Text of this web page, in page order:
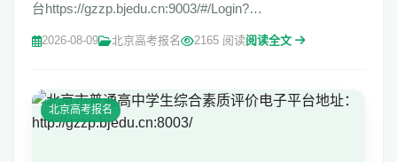
台https://gzzp.bjedu.cn:9003/#/Login?
2026-08-09 北京高考报名 2165 阅读阅读全文
北京高考报名